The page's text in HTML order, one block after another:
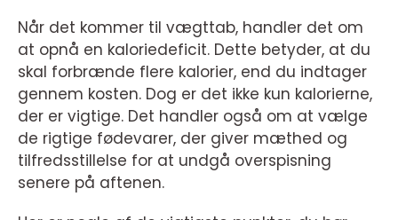
Når det kommer til vægttab, handler det om
at opnå en kaloriedeficit. Dette betyder, at du
skal forbrænde flere kalorier, end du indtager
gennem kosten. Dog er det ikke kun kalorierne,
der er vigtige. Det handler også om at vælge
de rigtige fødevarer, der giver mæthed og
tilfredsstillelse for at undgå overspisning
senere på aftenen.